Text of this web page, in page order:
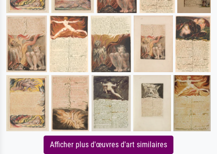
Afficher plus d'œuvres d'art similaires